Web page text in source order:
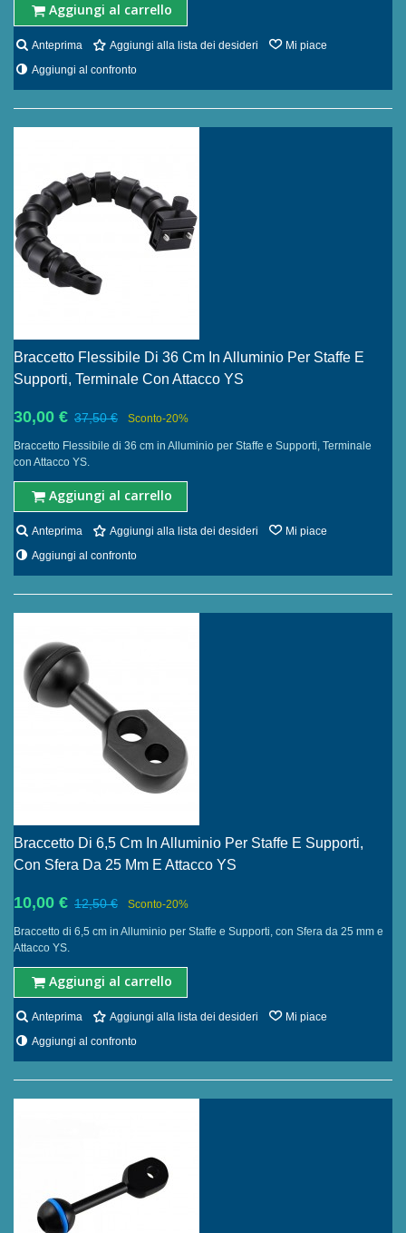
Aggiungi al carrello
Anteprima Aggiungi alla lista dei desideri
Mi piace
Aggiungi al confronto
Braccetto Flessibile Di 36 Cm In Alluminio Per Staffe E
Supporti, Terminale Con Attacco YS
30,00 € 37,50 € Sconto-20%
Braccetto Flessibile di 36 cm in Alluminio per Staffe e Supporti, Terminale
con Attacco YS.
Aggiungi al carrello
Anteprima Aggiungi alla lista dei desideri
Mi piace
Aggiungi al confronto
Braccetto Di 6,5 Cm In Alluminio Per Staffe E Supporti,
Con Sfera Da 25 Mm E Attacco YS
10,00 € 12,50 € Sconto-20%
Braccetto di 6,5 cm in Alluminio per Staffe e Supporti, con Sfera da 25 mm e
Attacco YS.
Aggiungi al carrello
Anteprima Aggiungi alla lista dei desideri
Mi piace
Aggiungi al confronto